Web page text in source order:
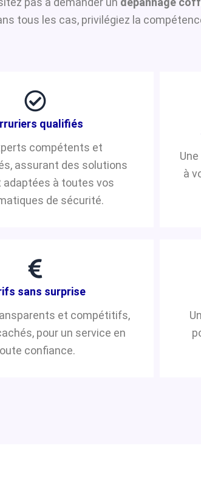
tous les cas, privilégiez la
qualifiés
compétents et
assurant des solutions
adaptées à toutes vos
de sécurité.
à
sans surprise
et compétitifs,
pour un service en
confiance.